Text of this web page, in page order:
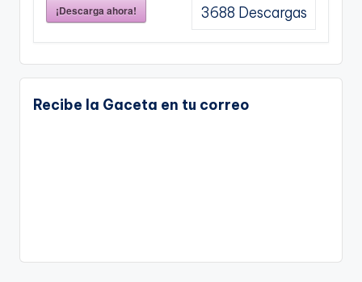
¡Descarga ahora! 3688 Descargas
Recibe la Gaceta en tu correo